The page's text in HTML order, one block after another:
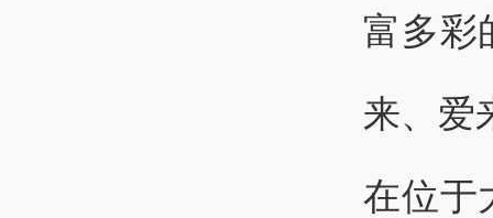
富多彩
来、爱
在位于